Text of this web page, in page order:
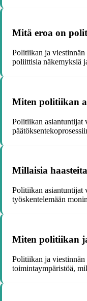
Mitä eroa on
Politiikan ja viestinnän
poliittisia näkemyksiä
Miten politiikan
Politiikan asiantuntijat
Millaisia
Politiikan asiantuntijat
työskentelemään
Miten politiikan
Politiikan ja
toimintaympäristöä,